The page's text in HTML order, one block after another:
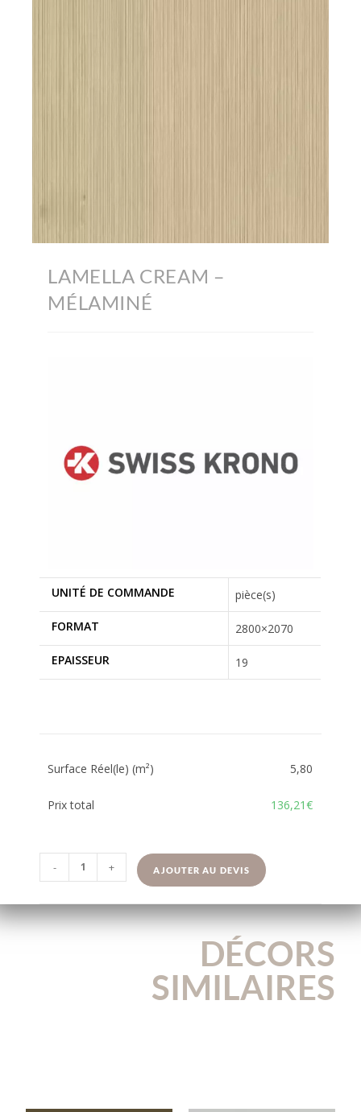
LAMELLA CREAM –
MÉLAMINÉ
UNITÉ DE COMMANDE pièce(s)
FORMAT 2800×2070
EPAISSEUR 19
Surface Réel(le) (m²) 5,80
Prix total 136,21€
- + AJOUTER AU DEVIS
DÉCORS
SIMILAIRES